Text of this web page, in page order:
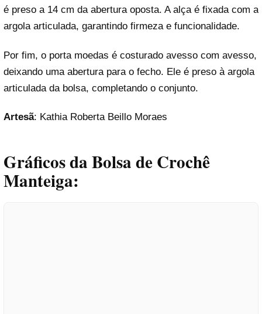
é preso a 14 cm da abertura oposta. A alça é fixada com a
argola articulada, garantindo firmeza e funcionalidade.
Por fim, o porta moedas é costurado avesso com avesso,
deixando uma abertura para o fecho. Ele é preso à argola
articulada da bolsa, completando o conjunto.
Artesã: Kathia Roberta Beillo Moraes
Gráficos da Bolsa de Crochê
Manteiga: